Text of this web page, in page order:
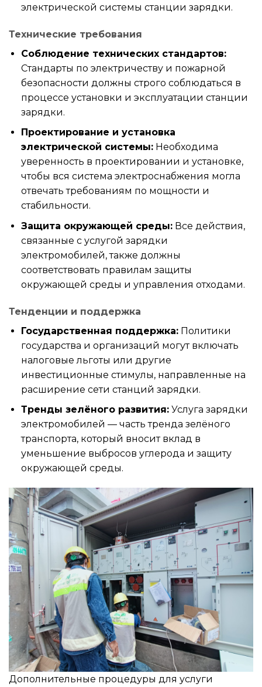
электрической системы станции зарядки.
Технические требования
Соблюдение технических стандартов:
Стандарты по электричеству и пожарной
безопасности должны строго соблюдаться в
процессе установки и эксплуатации станции
зарядки.
Проектирование и установка
электрической системы:Необходима
уверенность в проектировании и установке,
чтобы вся система электроснабжения могла
отвечать требованиям по мощности и
стабильности.
Защита окружающей среды:Все действия,
связанные с услугой зарядки
электромобилей, также должны
соответствовать правилам защиты
окружающей среды и управления отходами.
Тенденции и поддержка
Государственная поддержка:Политики
государства и организаций могут включать
налоговые льготы или другие
инвестиционные стимулы, направленные на
расширение сети станций зарядки.
Тренды зелёного развития:Услуга зарядки
электромобилей — часть тренда зелёного
транспорта, который вносит вклад в
уменьшение выбросов углерода и защиту
окружающей среды.
Дополнительные процедуры для услуги